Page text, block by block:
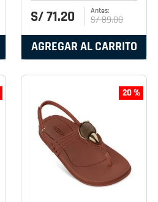
S/71.20 S/89.00
AGREGAR AL CARRITO
20 %